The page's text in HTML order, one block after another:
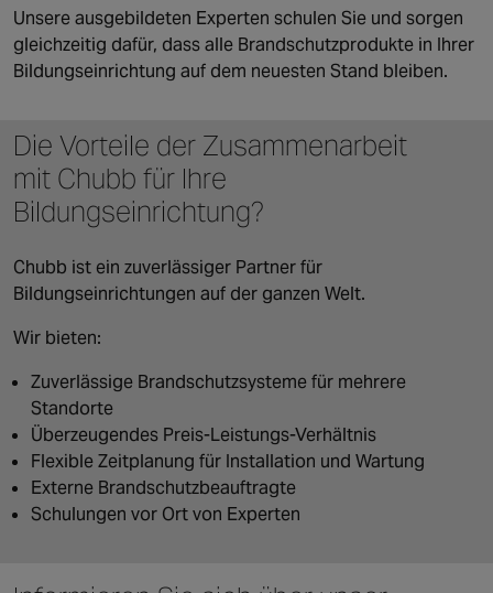
Unsere ausgebildeten Experten schulen Sie und sorgen
gleichzeitig dafür, dass alle Brandschutzprodukte in Ihrer
Bildungseinrichtung auf dem neuesten Stand bleiben.
Die Vorteile der Zusammenarbeit
mit Chubb für Ihre
Bildungseinrichtung?
Chubb ist ein zuverlässiger Partner für
Bildungseinrichtungen auf der ganzen Welt.
Wir bieten:
Zuverlässige Brandschutzsysteme für mehrere
Standorte
Überzeugendes Preis-Leistungs-Verhältnis
Flexible Zeitplanung für Installation und Wartung
Externe Brandschutzbeauftragte
Schulungen vor Ort von Experten